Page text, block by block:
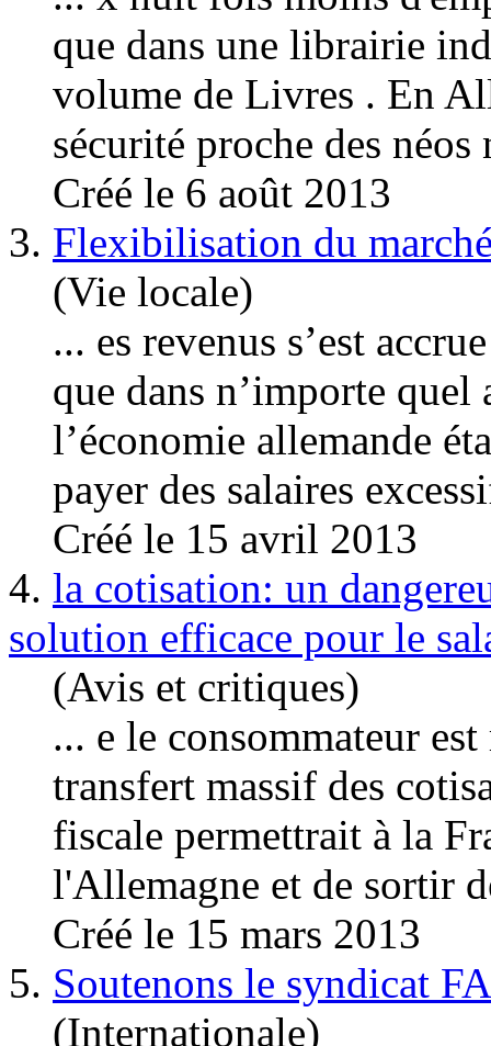
que dans une librairie
volume de Livres . En
sécurité proche des
Créé le 6 août 2013
3. Flexibilisation du
(Vie locale)
... es revenus s’est
que dans n’importe
l’économie allemande
payer des salaires
Créé le 15 avril 2013
4. la cotisation: un
solution efficace pour le
(Avis et critiques)
... e le consommateur
transfert massif des
fiscale permettrait à la
l'Allemagne et de sortir
Créé le 15 mars 2013
5. Soutenons le syndicat
(Internationale)